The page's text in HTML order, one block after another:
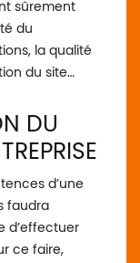
sûrement
du
la qualité
du site…
DU
d’une
faudra
d’effectuer
ce faire,